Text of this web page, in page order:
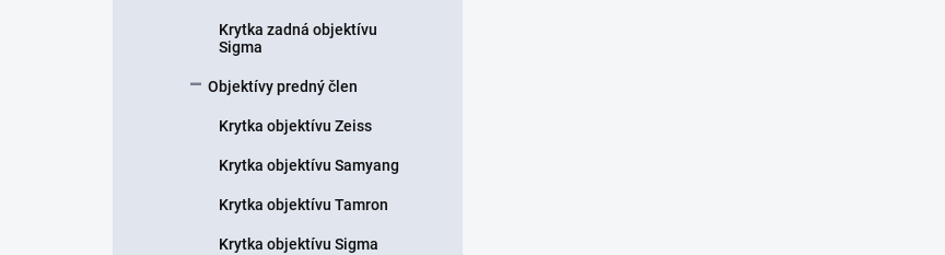
Krytka zadná objektívu
Sigma
Objektívy predný člen
Krytka objektívu Zeiss
Krytka objektívu Samyang
Krytka objektívu Tamron
Krytka objektívu Sigma